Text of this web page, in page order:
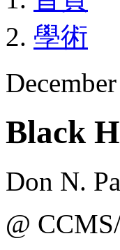
學術
Black
Don N.
@